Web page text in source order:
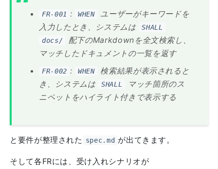
FR-001 : WHEN
ユーザーがキーワードを
入力したとき、システムは
SHALL
docs/
配下のMarkdownを全文検索し、
マッチしたドキュメントの一覧を返す
FR-002 : WHEN
検索結果が表示されると
き、システムは
SHALL
マッチ箇所のス
ニペットをハイライト付きで表示する
と要件が整理された spec.md が出てきます。
そして各FRには、受け入れシナリオが